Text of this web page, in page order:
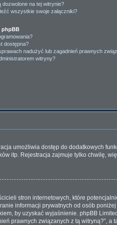
dozwolone na tej witrynie?
wszystkie swoje załączniki?
phpBB
dostępna?
nadużyć lub zagadnień prawnych
witryny?
umożliwia dostęp do dodatkowych
itp. Rejestracja zajmuje tylko chwilę,
stron internetowych, które
informacji prywatnych od osób
by uzyskać wyjaśnienie. phpBB
prawnych związanych z tą witryną?”, a